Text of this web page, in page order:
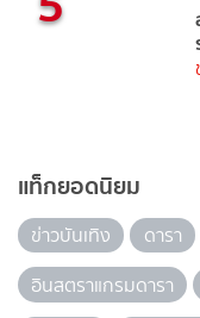
แท็กยอดนิยม
ข่าวบันเทิง ดารา
อินสตราแกรมดารา